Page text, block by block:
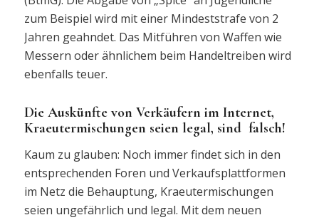
zum Beispiel wird mit einer Mindeststrafe von 2
Jahren geahndet. Das Mitführen von Waffen wie
Messern oder ähnlichem beim Handeltreiben wird
ebenfalls teuer.
Die Auskünfte von Verkäufern im Internet,
Kraeutermischungen seien legal, sind falsch!
Kaum zu glauben: Noch immer findet sich in den
entsprechenden Foren und Verkaufsplattformen
im Netz die Behauptung, Kraeutermischungen
seien ungefährlich und legal. Mit dem neuen